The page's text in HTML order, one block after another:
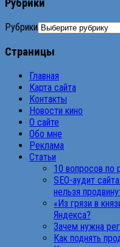
Рубрики
Рубрики
Страницы
Главная
Карта сайта
Контакты
Новости кино
О сайте
Обо мне
Реклама
Статьи
10 вопросов по
SEO-аудит
нельзя
«Из грязи в
Яндекса?
Зачем нужна
Как поднять